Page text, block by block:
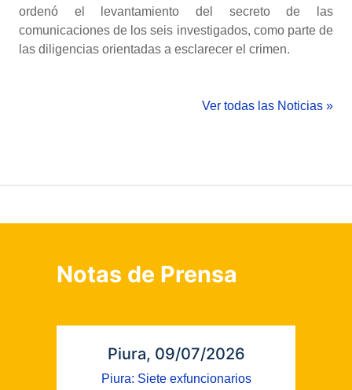
ordenó el levantamiento del secreto de las
comunicaciones de los seis investigados, como parte de
las diligencias orientadas a esclarecer el crimen.
Ver todas las Noticias »
Notas de Prensa
Piura, 09/07/2026
Piura: Siete exfuncionarios